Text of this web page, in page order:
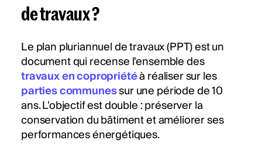
de travaux ?
Le plan pluriannuel de travaux (PPT) est un
document qui recense l'ensemble des
travaux en copropriétéà réaliser sur les
parties communessur une période de 10
ans. L'objectif est double : préserver la
conservation du bâtiment et améliorer ses
performances énergétiques.